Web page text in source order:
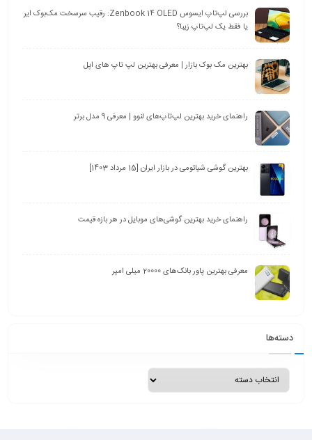
بررسی لپ‌تاپ ایسوس Zenbook 14 OLED: رقیب سرسخت مک‌بوک ایر
یا فقط یک لپ‌تاپ زیبا؟
بهترین مک بوک بازار | معرفی بهترین لپ تاپ های اپل
راهنمای خرید بهترین لپ‌تاپ‌های لنوو | معرفی 9 مدل برتر
بهترین گوشی شیائومی در بازار ایران [15 مرداد 1403]
راهنمای خرید بهترین گوشی‌های موبایل در هر بازه قیمت
معرفی بهترین پاور بانک‌های 20000 میلی امپر
دسته‌ها